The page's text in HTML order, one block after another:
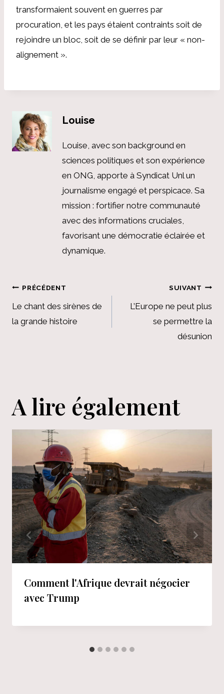
transformaient souvent en guerres par
procuration, et les pays étaient contraints soit de
rejoindre un bloc, soit de se définir par leur « non-
alignement ».
Louise
Louise, avec son background en
sciences politiques et son expérience
en ONG, apporte à Syndicat Unl un
journalisme engagé et perspicace. Sa
mission : fortifier notre communauté
avec des informations cruciales,
favorisant une démocratie éclairée et
dynamique.
Navigation
de
l’article
PRÉCÉDENT
Le chant des sirènes de
la grande histoire
SUIVANT
L’Europe ne peut plus
se permettre la
désunion
A lire également
Comment l'Afrique devrait négocier
avec Trump